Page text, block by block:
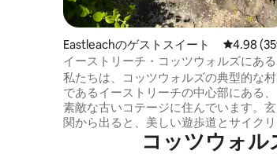
Eastleachのゲストスイート レビュー
4.98
イーストリーチ・コッツウォルズにある
寝室付きの離れ
私たちは、コッツウォルズの典型的な村
であるイーストリーチの中心部にある、
素敵な古いコテージに住んでいます。玄
関から出ると、美しい遊歩道とサイクリ
ングルートがあり、さらに素晴らしいパ
ブ「The Victoria Inn」もあります。 コッ
コッツウォ